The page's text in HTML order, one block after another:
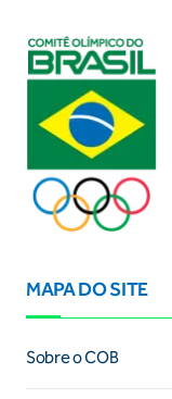
MAPA DO SITE
Sobre o COB